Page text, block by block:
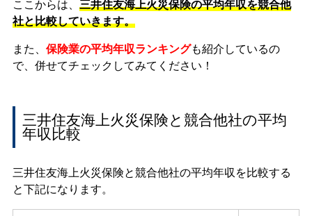
ここからは、 三井住友海上火災保険の平均年収を競合他
社と比較していきます。
また、 保険業の平均年収ランキングも紹介しているの
で、併せてチェックしてみてください！
三井住友海上火災保険と競合他社の平均
年収比較
三井住友海上火災保険と競合他社の平均年収を比較する
と下記になります。